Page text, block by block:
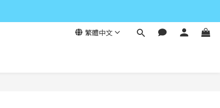
繁體中文